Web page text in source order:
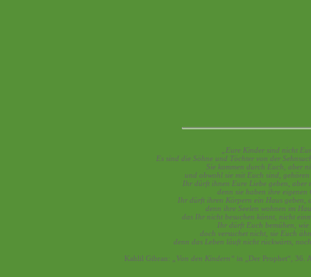
„Eure Kinder sind nicht
Es sind die Söhne und Töchter von der
Sie kommen durch Euch, aber
und obwohl sie mit Euch sind,
Ihr dürft ihnen Eure Liebe geben, aber
denn sie haben ihre eigenen
Ihr dürft ihren Körpern ein Haus geben,
denn ihre Seelen wohnen im
das Ihr nicht besuchen könnt, nicht
Ihr dürft Euch bemühen, wie
doch versuchet nicht, sie Euch
denn das Leben läuft nicht rückwärts,
Kahlil Gibran: „Von den Kindern“ in „Der Prophet“, 36.